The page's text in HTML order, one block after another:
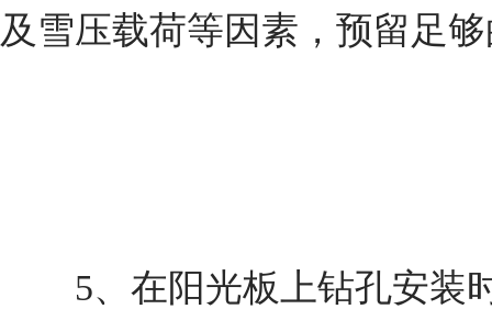
及雪压载荷等因素，预留足
5、在阳光板上钻孔安装时